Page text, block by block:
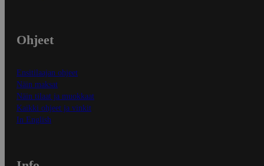
Ohjeet
Ensitilaajan ohjeet
Näin maksat
Näin tilaat ja muokkaat
Kaikki ohjeet ja vinkit
In English